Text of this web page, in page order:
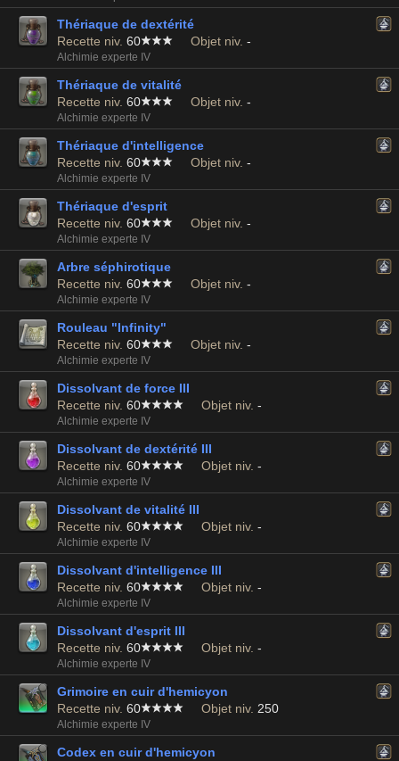
Thériaque de dextérité
Recette niv. 60 Objet niv. -
Alchimie experte IV
Thériaque de vitalité
Recette niv. 60 Objet niv. -
Alchimie experte IV
Thériaque d'intelligence
Recette niv. 60 Objet niv. -
Alchimie experte IV
Thériaque d'esprit
Recette niv. 60 Objet niv. -
Alchimie experte IV
Arbre séphirotique
Recette niv. 60 Objet niv. -
Alchimie experte IV
Rouleau "Infinity"
Recette niv. 60 Objet niv. -
Alchimie experte IV
Dissolvant de force III
Recette niv. 60 Objet niv. -
Alchimie experte IV
Dissolvant de dextérité III
Recette niv. 60 Objet niv. -
Alchimie experte IV
Dissolvant de vitalité III
Recette niv. 60 Objet niv. -
Alchimie experte IV
Dissolvant d'intelligence III
Recette niv. 60 Objet niv. -
Alchimie experte IV
Dissolvant d'esprit III
Recette niv. 60 Objet niv. -
Alchimie experte IV
Grimoire en cuir d'hemicyon
Recette niv. 60 Objet niv. 250
Alchimie experte IV
Codex en cuir d'hemicyon